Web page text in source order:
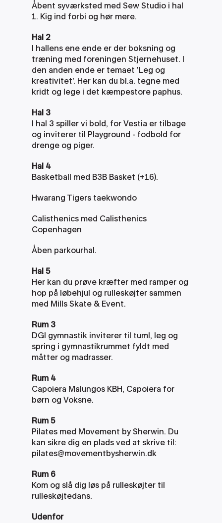
Åbent syværksted med Sew Studio i hal
1. Kig ind forbi og hør mere.
Hal 2
I hallens ene ende er der boksning og
træning med foreningen Stjernehuset. I
den anden ende er temaet ’Leg og
kreativitet’. Her kan du bl.a. tegne med
kridt og lege i det kæmpestore paphus.
Hal 3
I hal 3 spiller vi bold, for Vestia er tilbage
og inviterer til Playground - fodbold for
drenge og piger.
Hal 4
Basketball med B3B Basket (+16).
Hwarang Tigers taekwondo
Calisthenics med Calisthenics
Copenhagen
Åben parkourhal.
Hal 5
Her kan du prøve kræfter med ramper og
hop på løbehjul og rulleskøjter sammen
med Mills Skate & Event.
Rum 3
DGI gymnastik inviterer til tuml, leg og
spring i gymnastikrummet fyldt med
måtter og madrasser.
Rum 4
Capoiera Malungos KBH, Capoiera for
børn og Voksne.
Rum 5
Pilates med Movement by Sherwin. Du
kan sikre dig en plads ved at skrive til:
pilates@movementbysherwin.dk
Rum 6
Kom og slå dig løs på rulleskøjter til
rulleskøjtedans.
Udenfor